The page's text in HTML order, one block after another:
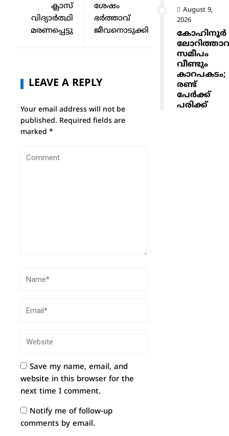
ക്ലാസ്
വിദ്യാർത്ഥി
മരണപ്പെട്ടു
ശേഷം
ഭർത്താവ്
ജീവനൊടുക്കി
LEAVE A REPLY
Your email address will not be
published. Required fields are
marked *
Save my name, email, and
website in this browser for the
next time I comment.
Notify me of follow-up
comments by email.
August 9,
2026
കോഹിനൂർ
സമീപം
വീണ്ടും
കാറപകടം;
രണ്ട്
പേർക്ക്
പരിക്ക്